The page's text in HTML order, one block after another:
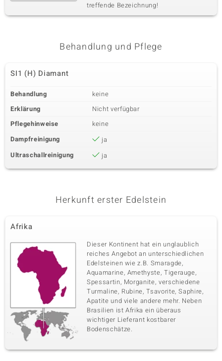
treffende Bezeichnung!
Behandlung und Pflege
SI1 (H) Diamant
Behandlung
keine
Erklärung
Nicht verfügbar
Pflegehinweise
keine
Dampfreinigung
ja
Ultraschallreinigung
ja
Herkunft erster Edelstein
Afrika
Dieser Kontinent hat ein unglaublich
reiches Angebot an unterschiedlichen
Edelsteinen wie z.B. Smaragde,
Aquamarine, Amethyste, Tigerauge,
Spessartin, Morganite, verschiedene
Turmaline, Rubine, Tsavorite, Saphire,
Apatite und viele andere mehr. Neben
Brasilien ist Afrika ein überaus
wichtiger Lieferant kostbarer
Bodenschätze.